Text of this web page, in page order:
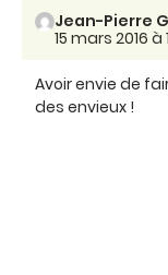
Jean-Pierre
15 mars 2016 à
Avoir envie de
des envieux !